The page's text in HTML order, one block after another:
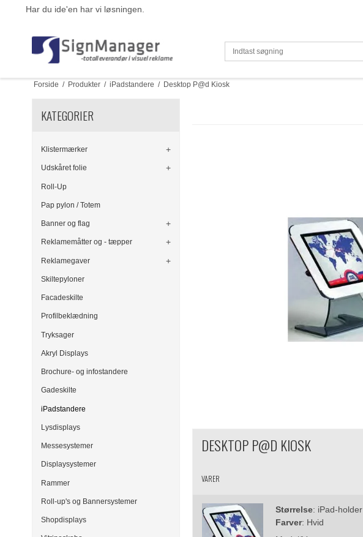
Har du ide'en har vi løsningen.
Forside / Produkter / iPadstandere / Desktop P@d Kiosk
KATEGORIER
Klistermærker
Udskåret folie
Roll-Up
Pap pylon / Totem
Banner og flag
Reklamemåtter og - tæpper
Reklamegaver
Skiltepyloner
Facadeskilte
Profilbeklædning
Tryksager
Akryl Displays
Brochure- og infostandere
Gadeskilte
iPadstandere
Lysdisplays
Messesystemer
Displaysystemer
Rammer
Roll-up's og Bannersystemer
Shopdisplays
DESKTOP P@D KIOSK
VARER
Størrelse: iPad-holder
Farver: Hvid